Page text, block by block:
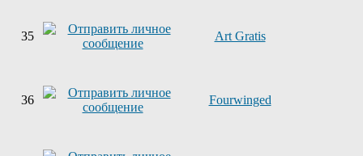
35 Art Gratis
36 Fourwinged